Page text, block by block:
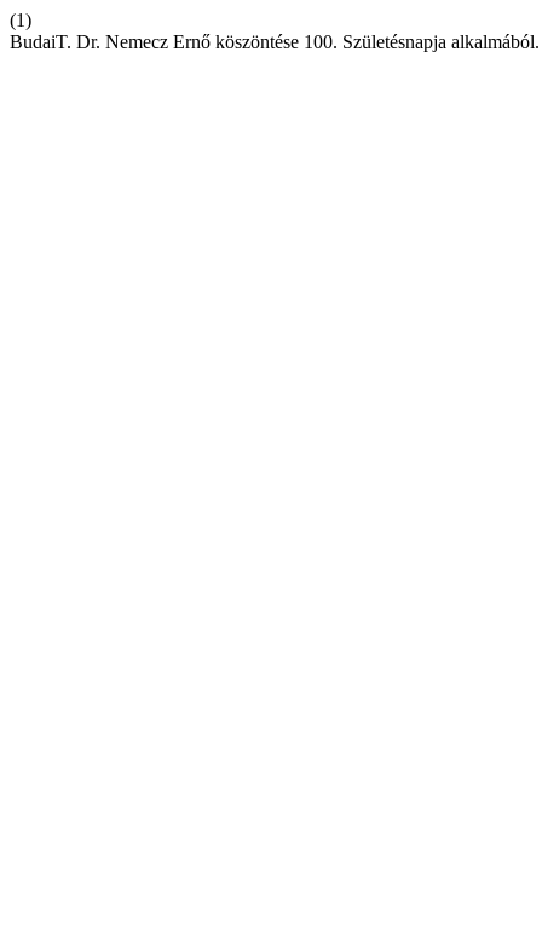
(1)
BudaiT. Dr. Nemecz Ernő köszöntése 100. Születésnapja